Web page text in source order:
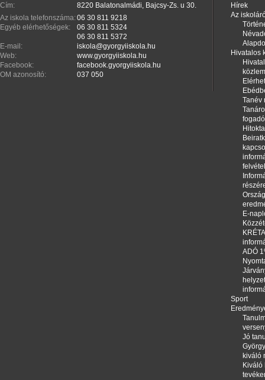
Cím:
8220 Balatonalmádi, Bajcsy-Zs. u 30.
Az iskola telefonszáma:06 30 811 9218
Egyéb elérhetőségek:
06 30 811 5324
06 30 811 5372
E-mail:
iskola@gyorgyiiskola.hu
Web:
www.gyorgyiiskola.hu
Facebook:
facebook.gyorgyiiskola.hu
OM azonosító:
037 050
Hírek
Az
Hivatalos
Tanév
E-
ADÓ
Sport
Jó
kiváló
Kiváló